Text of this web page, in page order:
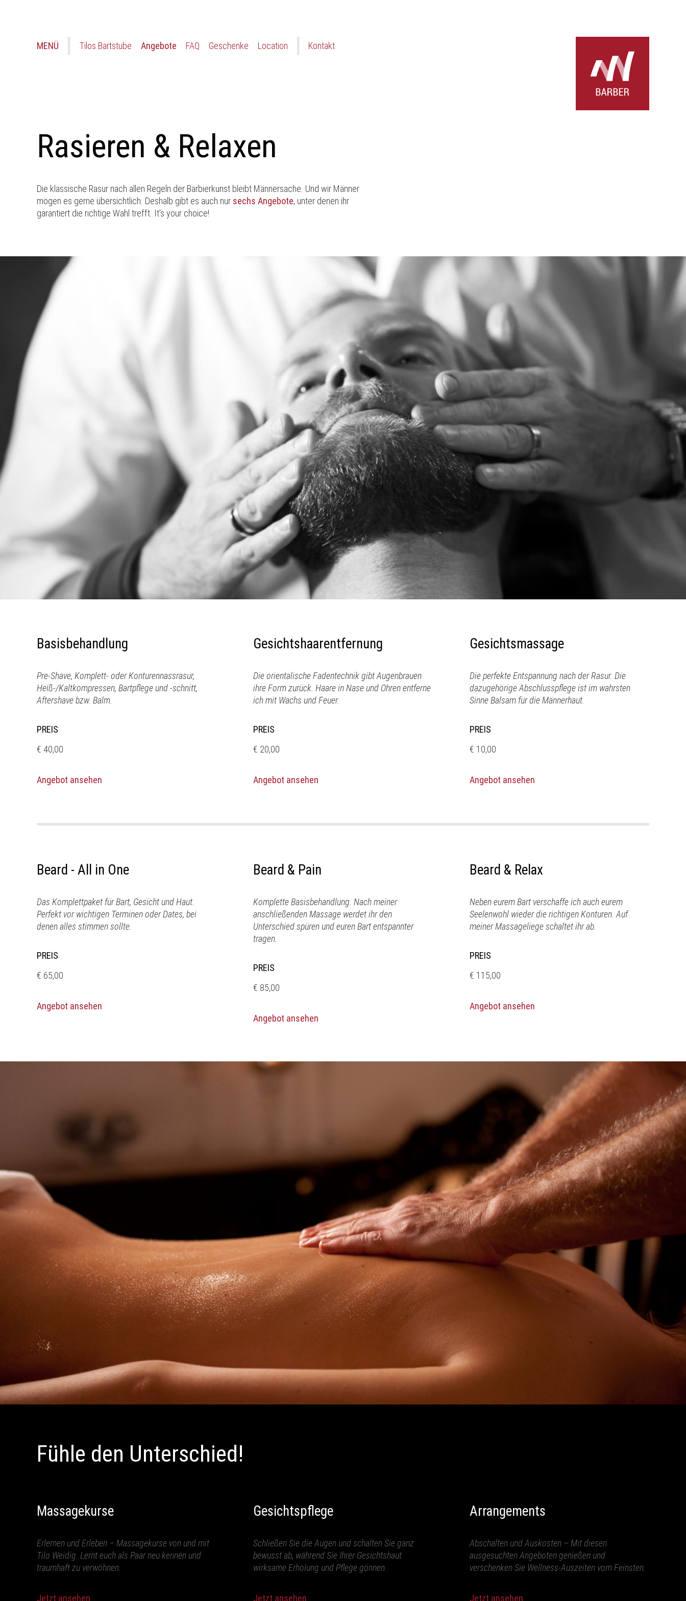
MENÜ Tilos Bartstube Angebote FAQ Geschenke Location Kontakt
Rasieren & Relaxen
Die klassische Rasur nach allen Regeln der Barbierkunst bleibt Männersache. Und wir Männer
mögen es gerne übersichtlich. Deshalb gibt es auch nur sechs Angebote, unter denen ihr
garantiert die richtige Wahl trefft. It’s your choice!
Basisbehandlung
Pre-Shave, Komplett- oder Konturennassrasur,
Heiß-/Kaltkompressen, Bartpflege und -schnitt,
Aftershave bzw. Balm.
PREIS
€ 40,00
Angebot ansehen
Gesichtshaarentfernung
Die orientalische Fadentechnik gibt Augenbrauen
ihre Form zurück. Haare in Nase und Ohren entferne
ich mit Wachs und Feuer.
PREIS
€ 20,00
Angebot ansehen
Gesichtsmassage
Die perfekte Entspannung nach der Rasur. Die
dazugehörige Abschlusspflege ist im wahrsten
Sinne Balsam für die Männerhaut.
PREIS
€ 10,00
Angebot ansehen
Beard - All in One
Das Komplettpaket für Bart, Gesicht und Haut.
Perfekt vor wichtigen Terminen oder Dates, bei
denen alles stimmen sollte.
PREIS
€ 65,00
Angebot ansehen
Beard & Pain
Komplette Basisbehandlung. Nach meiner
anschließenden Massage werdet ihr den
Unterschied spüren und euren Bart entspannter
tragen.
PREIS
€ 85,00
Angebot ansehen
Beard & Relax
Neben eurem Bart verschaffe ich auch eurem
Seelenwohl wieder die richtigen Konturen. Auf
meiner Massageliege schaltet ihr ab.
PREIS
€ 115,00
Angebot ansehen
Fühle den Unterschied!
Massagekurse
Erlernen und Erleben – Massagekurse von und mit
Tilo Weidig. Lernt euch als Paar neu kennen und
traumhaft zu verwöhnen.
Jetzt ansehen
Gesichtspflege
Schließen Sie die Augen und schalten Sie ganz
bewusst ab, während Sie Ihrer Gesichtshaut
wirksame Erholung und Pflege gönnen.
Jetzt ansehen
Arrangements
Abschalten und Auskosten – Mit diesen
ausgesuchten Angeboten genießen und
verschenken Sie Wellness-Auszeiten vom Feinsten.
Jetzt ansehen